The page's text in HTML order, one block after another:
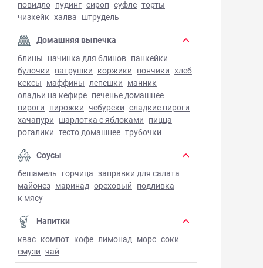
повидло пудинг сироп суфле торты
чизкейк халва штрудель
Домашняя выпечка
блины начинка для блинов панкейки
булочки ватрушки коржики пончики хлеб
кексы маффины лепешки манник
оладьи на кефире печенье домашнее
пироги пирожки чебуреки сладкие пироги
хачапури шарлотка с яблоками пицца
рогалики тесто домашнее трубочки
Соусы
бешамель горчица заправки для салата
майонез маринад ореховый подливка
к мясу
Напитки
квас компот кофе лимонад морс соки
смузи чай